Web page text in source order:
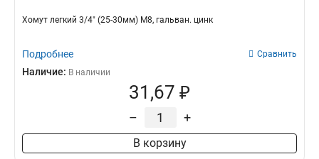
Хомут легкий 3/4" (25-30мм) М8, гальван. цинк
Подробнее Сравнить
Наличие: В наличии
31,67 ₽
– +
В корзину